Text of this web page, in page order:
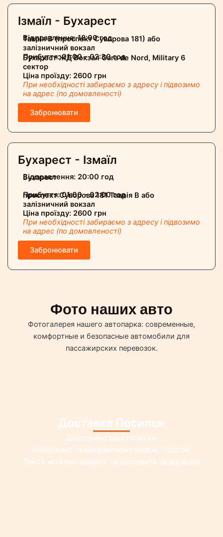
Ізмаїл - Бухарест
Відправлення: 18:00 год
Таврія В (проспект Суворова 181) або
залізничний вокзал
Прибуття: 01:00 - 02:30 год
Бухарест ЖД Вокзал Gara de Nord, Military 6
сектор
Ціна проїзду: 2600 грн
При необхідності забираємо з адресу і підвозимо
на адрес (по домовленості)
Забронювати
Бухарест - Ізмаїл
Відправлення: 20:00 год
Бухарест
Прибуття: 01:00 - 02:00 год
проспект Суворова 181 Таврія В або
залізничний вокзал
Ціна проїзду: 2600 грн
При необхідності забираємо з адресу і підвозимо
на адрес (по домовленості)
Забронювати
Фото наших авто
Фотогалерея нашего автопарка: современные,
комфортные и безопасные автомобили для
пассажирских перевозок.
Доставка Посилок
Доставимо ваші посилки
Забираємо та відправляємо Новою Поштою
Також можемо забрати та доставити за адресою